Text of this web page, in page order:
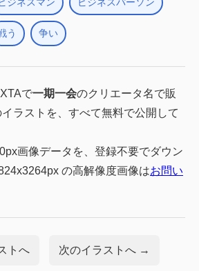
う 争い
で一期一会のクリエータ名で販
ラストを、すべて無料で公開して
画像データを、登録不要でダウン
の高解像度画像はお問い
トへ 次のイラストへ →